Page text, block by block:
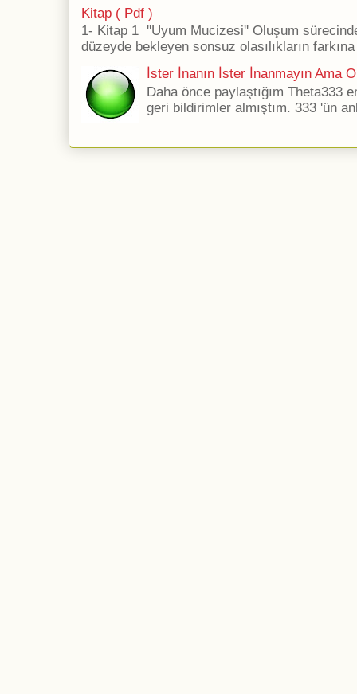
Kitap ( Pdf )
1- Kitap 1 ''Uyum Mucizesi'' Oluşum
düzeyde bekleyen sonsuz olasılıkların
İster İnanın İster İnanmayın Ama
Daha önce paylaştığım Theta333
geri bildirimler almıştım. 333 'ün